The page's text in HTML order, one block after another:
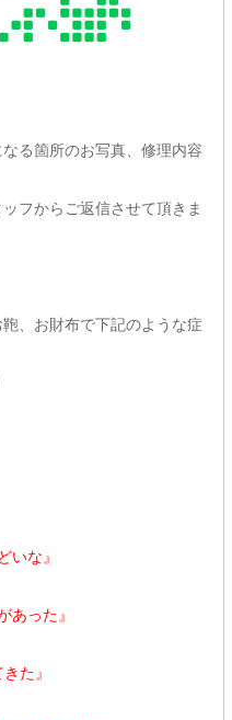
る箇所のお写真、修理内容
フからご返信させて頂きま
、お財布で下記のような症
いな』
あった』
た』